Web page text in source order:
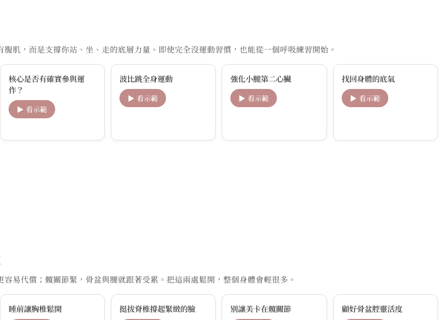
肌，而是支撐你站、坐、走的底層力量。即使完全沒運動習慣，也能從一個呼吸練習開始。
核心是否有確實參與運
作？
▶ 看示範
波比跳全身運動
▶ 看示範
強化小腿第二心臟
▶ 看示範
找回身體的底氣
▶ 看示範
易代償；髖關節緊，骨盆與腰就跟著受累。把這兩處鬆開，整個身體會輕很多。
睡前讓胸椎鬆開 挺拔脊椎撐起緊緻的臉 別讓美卡在髖關節 顧好骨盆腔靈活度